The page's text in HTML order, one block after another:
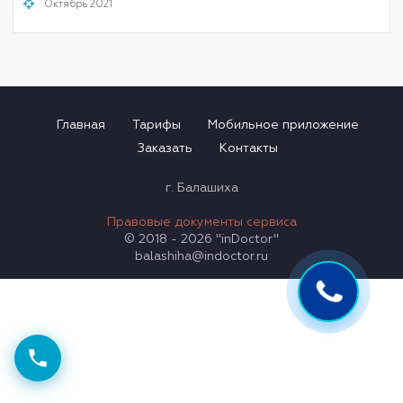
Октябрь 2021
Главная Тарифы
Мобильное приложение
Заказать
Контакты
г. Балашиха
Правовые документы сервиса
© 2018 - 2026 "inDoctor"
balashiha@indoctor.ru